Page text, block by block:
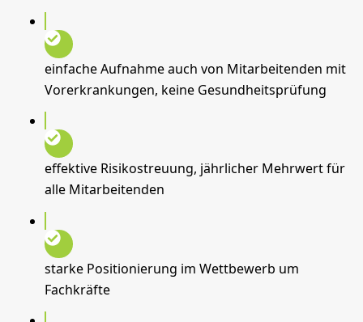
einfache Aufnahme auch von Mitarbeitenden mit
Vorerkrankungen, keine Gesundheitsprüfung
effektive Risikostreuung, jährlicher Mehrwert für
alle Mitarbeitenden
starke Positionierung im Wettbewerb um
Fachkräfte